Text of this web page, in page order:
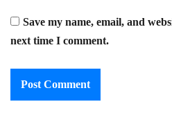
Save my name, email, and
next time I comment.